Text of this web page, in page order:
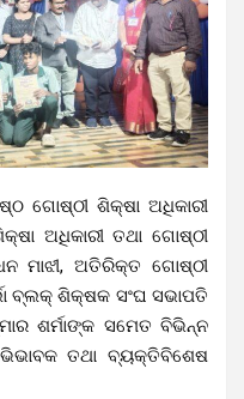
ଗୋଷ୍ଠୀ ଶିକ୍ଷା ଅଧିକାରୀ
ଅଧିକାରୀ ତଥା ଗୋଷ୍ଠୀ
ମାଝୀ, ଅତିରିକ୍ତ ଗୋଷ୍ଠୀ
ବ୍ଲକ୍ ଶିକ୍ଷକ ସଂଘ ସଭାପତି
ଶର୍ମାଙ୍କ ସମେତ ବିଭିନ୍ନ
ତଥା ବ୍ୟକ୍ତିବିଶେଷ